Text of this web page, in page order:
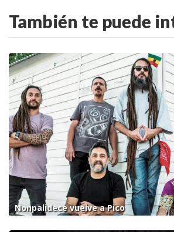
También te puede
Nonpalidece vuelve a Pico